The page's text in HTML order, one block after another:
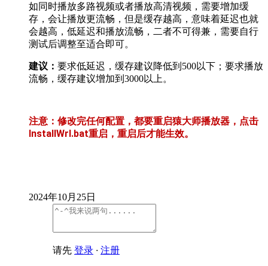
如同时播放多路视频或者播放高清视频，需要增加缓
存，会让播放更流畅，但是缓存越高，意味着延迟也就
会越高，低延迟和播放流畅，二者不可得兼，需要自行
测试后调整至适合即可。
建议： 要求低延迟，缓存建议降低到500以下；要求播放
流畅，缓存建议增加到3000以上。
注意：修改完任何配置，都要重启猿大师播放器，点击
InstallWrl.bat重启，重启后才能生效。
2024年10月25日
请先 登录 · 注册